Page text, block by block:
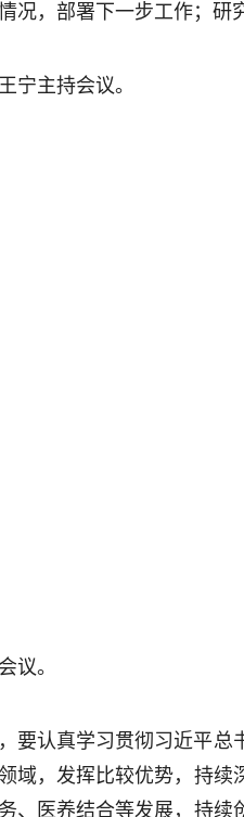
况，部署下一步工作；研
宁主持会议。
议。
要认真学习贯彻习近平
域，发挥比较优势，持
、医养结合等发展，持